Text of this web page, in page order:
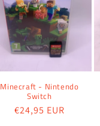
Minecraft - Nintendo
Switch
Normale
€24,95 EUR